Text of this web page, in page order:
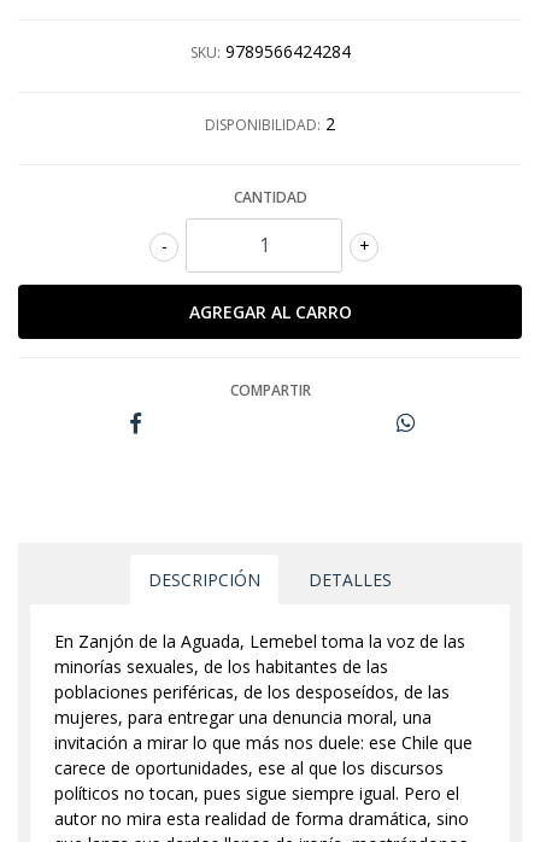
SKU: 9789566424284
DISPONIBILIDAD: 2
CANTIDAD
+
-
COMPARTIR
DESCRIPCIÓN DETALLES
En Zanjón de la Aguada, Lemebel toma la voz de las
minorías sexuales, de los habitantes de las
poblaciones periféricas, de los desposeídos, de las
mujeres, para entregar una denuncia moral, una
invitación a mirar lo que más nos duele: ese Chile que
carece de oportunidades, ese al que los discursos
políticos no tocan, pues sigue siempre igual. Pero el
autor no mira esta realidad de forma dramática, sino